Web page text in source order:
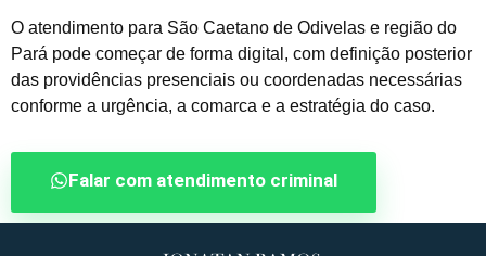
O atendimento para São Caetano de Odivelas e região do
Pará pode começar de forma digital, com definição posterior
das providências presenciais ou coordenadas necessárias
conforme a urgência, a comarca e a estratégia do caso.
Falar com atendimento criminal